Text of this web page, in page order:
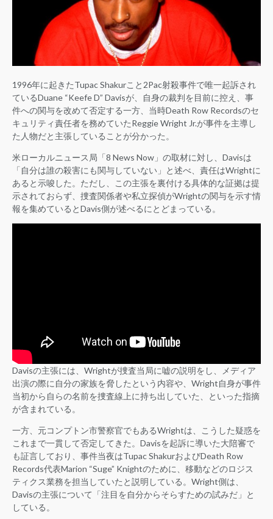
LOGIN
1996年に起きたTupac Shakurこと2Pac射殺事件で唯一起訴され
ているDuane “Keefe D” Davisが、自身の裁判を目前に控え、事
件への関与を改めて否定する一方、当時Death Row Recordsのセ
キュリティ責任者を務めていたReggie Wright Jr.が事件を主導し
た人物だと主張していることが分かった。
米ローカルニュース局「8 News Now」の取材に対し、Davisは
「自分は誰の殺害にも関与していない」と述べ、責任はWrightに
あると示唆した。ただし、この主張を裏付ける具体的な証拠は提
示されておらず、捜査関係者や私立探偵がWrightの関与を示す情
報を集めているとDavis側が述べるにとどまっている。
Davisの主張には、Wrightが捜査当局に嘘の説明をし、メディア
出演の際に自分の家族を脅したという内容や、Wright自身が事件
当初から自らの名前を捜査線上に持ち出していた、といった指摘
が含まれている。
一方、元コンプトン市警察官でもあるWrightは、こうした疑惑を
これまで一貫して否定してきた。Davisを起訴に導いた大陪審で
も証言しており、事件当夜はTupac ShakurおよびDeath Row
Records代表Marion “Suge” Knightのために、移動などのロジス
ティクス業務を担当していたと説明している。Wright側は、
Davisの主張について「注目を自分からそらすための試みだ」と
している。